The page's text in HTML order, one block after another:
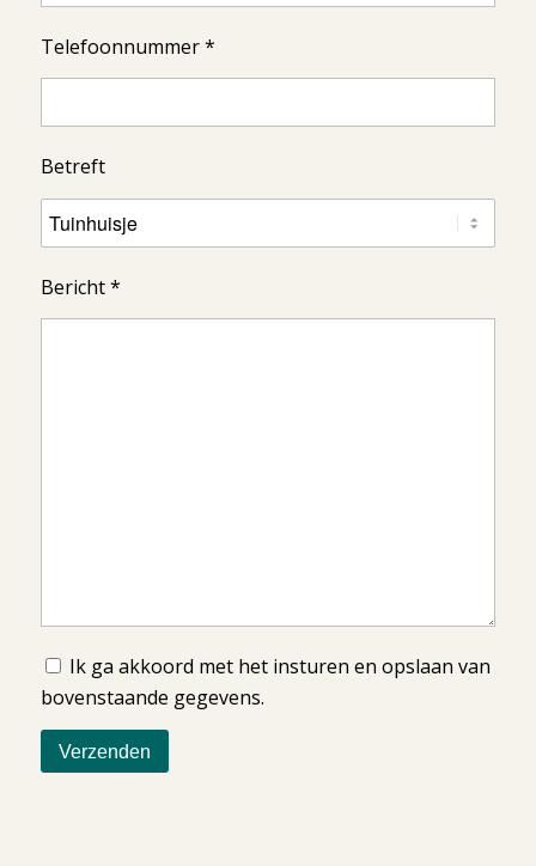
Telefoonnummer *
Betreft
Bericht *
Ik ga akkoord met het insturen en opslaan van
bovenstaande gegevens.